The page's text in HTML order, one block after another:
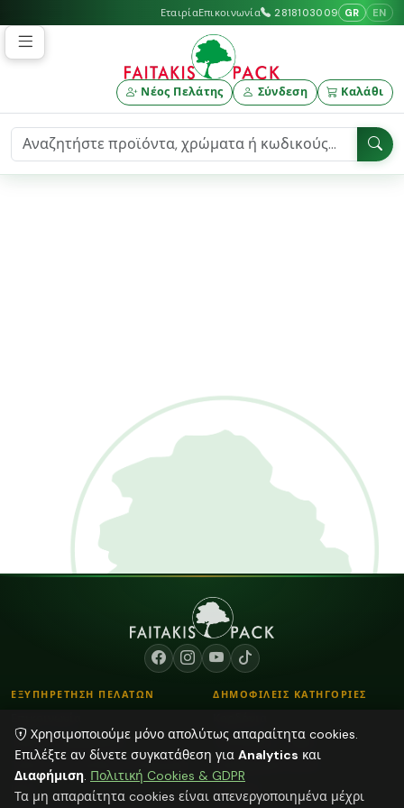
ΕταιρίαΕπικοινωνία 2818103009 GR EN
Νέος Πελάτης Σύνδεση Καλάθι
ΕΞΥΠΗΡΕΤΗΣΗ ΠΕΛΑΤΩΝ
Τρόποι Παραγγελίας
Τρόποι Αποστολής & Πληρωμής
Blog
ΔΗΜΟΦΙΛΕΙΣ ΚΑΤΗΓΟΡΙΕΣ
Λουλούδια - Βάζα
Αποξηραμένα φυτά
Χρησιμοποιούμε μόνο απολύτως απαραίτητα cookies.
Επιλέξτε αν δίνετε συγκατάθεση για Analytics και
Διαφήμιση. Πολιτική Cookies & GDPR
Τα μη απαραίτητα cookies είναι απενεργοποιημένα μέχρι